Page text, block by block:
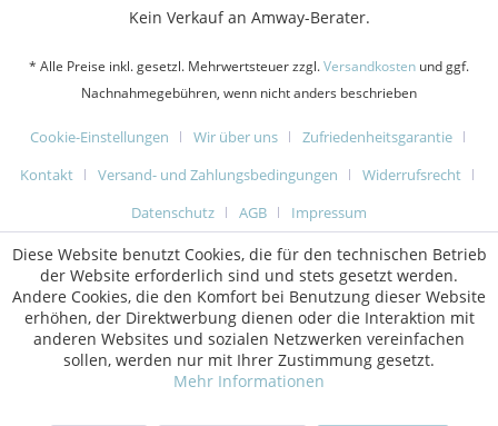
Kein Verkauf an Amway-Berater.
* Alle Preise inkl. gesetzl. Mehrwertsteuer zzgl.Versandkosten und ggf.
Nachnahmegebühren, wenn nicht anders beschrieben
Cookie-Einstellungen Wir über uns
Zufriedenheitsgarantie
Kontakt
Versand- und Zahlungsbedingungen
Widerrufsrecht
Datenschutz
AGB Impressum
Diese Website benutzt Cookies, die für den technischen Betrieb
der Website erforderlich sind und stets gesetzt werden.
Andere Cookies, die den Komfort bei Benutzung dieser Website
erhöhen, der Direktwerbung dienen oder die Interaktion mit
anderen Websites und sozialen Netzwerken vereinfachen
sollen, werden nur mit Ihrer Zustimmung gesetzt.
Mehr Informationen